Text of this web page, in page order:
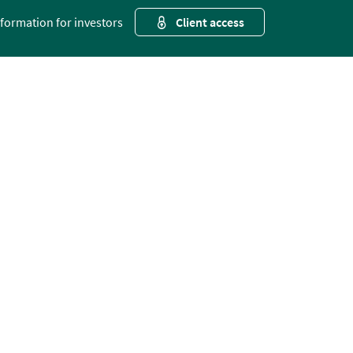
for investors Client access